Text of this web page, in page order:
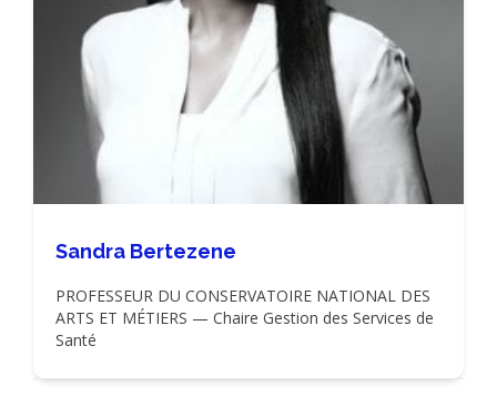
Sandra Bertezene
PROFESSEUR DU CONSERVATOIRE NATIONAL DES
ARTS ET MÉTIERS — Chaire Gestion des Services de
Santé